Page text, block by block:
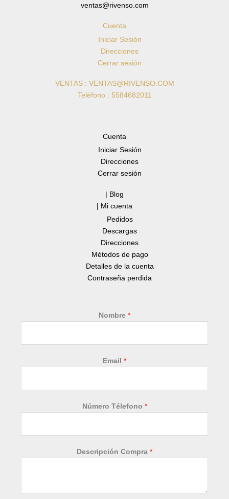
ventas@rivenso.com
Cuenta
Iniciar Sesión
Direcciones
Cerrar sesión
VENTAS : VENTAS@RIVENSO.COM
Teléfono : 5584682011
Cuenta
Iniciar Sesión
Direcciones
Cerrar sesión
| Blog
| Mi cuenta
Pedidos
Descargas
Direcciones
Métodos de pago
Detalles de la cuenta
Contraseña perdida
Nombre *
Email *
m
i
N
b
Número Télefono *
Descripción Compra *